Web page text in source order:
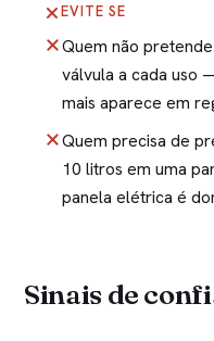
EVITE SE
Quem não
válvula a cada uso
mais aparece em
Quem precisa de
10 litros em uma
panela elétrica é
Sinais de